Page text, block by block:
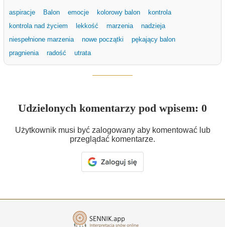
aspiracje Balon emocje kolorowy balon
kontrola
kontrola nad życiem
lekkość marzenia
nadzieja
niespełnione marzenia
nowe początki
pękający balon
pragnienia
radość utrata
Udzielonych komentarzy pod wpisem: 0
Użytkownik musi być zalogowany aby komentować lub
przeglądać komentarze.